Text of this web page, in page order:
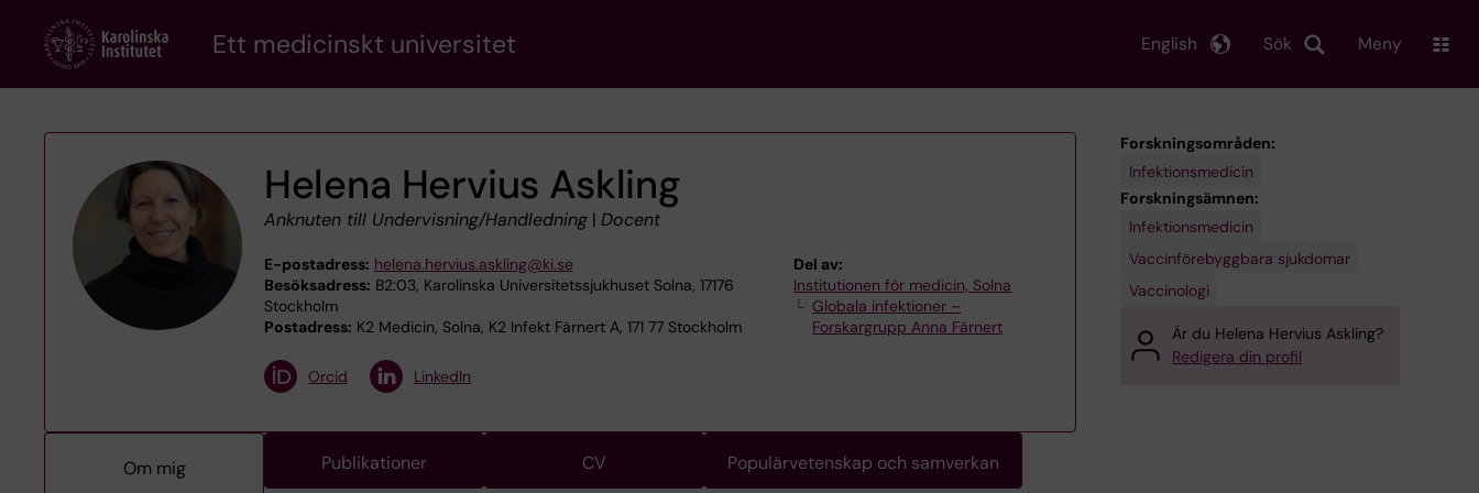
content
Ett medicinskt universitet Sök
English Meny
Helena Hervius Askling
Anknuten till Undervisning/Handledning| Docent
E-postadress: helena.hervius.askling@ki.se
Besöksadress: B2:03, Karolinska Universitetssjukhuset Solna, 17176
Stockholm
Postadress: K2 Medicin, Solna, K2 Infekt Färnert A, 171 77 Stockholm
Del av:
Institutionen för medicin, Solna
Globala infektioner –
Forskargrupp Anna Färnert
Orcid LinkedIn
Om mig Publikationer CV Populärvetenskap och samverkan
Forskningsområden:
Infektionsmedicin
Forskningsämnen:
Infektionsmedicin
Vaccinförebyggbara sjukdomar
Vaccinologi
Är du Helena Hervius Askling?
Redigera din profil